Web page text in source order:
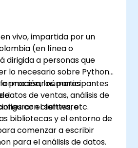
vivo, impartida por un
(en línea o
dirigida a personas que
lo necesario sobre Python
procesar números
datos de ventas, análisis de
con clientes, etc.
los participantes
el software
bibliotecas y el entorno de
comenzar a escribir
para el análisis de datos.